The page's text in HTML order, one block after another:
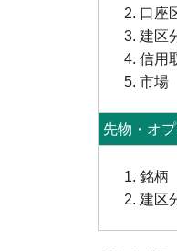
口座
建区
信用
市場
先物・オプ
銘柄
建区